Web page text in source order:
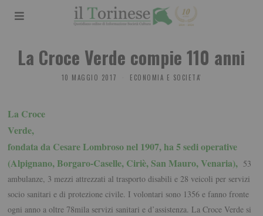
La Croce Verde compie 110 anni
10 MAGGIO 2017 ECONOMIA E SOCIETA'
La Croce
Verde,
fondata da Cesare Lombroso nel 1907, ha 5 sedi operative
(Alpignano, Borgaro-Caselle, Ciriè, San Mauro, Venaria), 53
ambulanze, 3 mezzi attrezzati al trasporto disabili e 28 veicoli per servizi
socio sanitari e di protezione civile. I volontari sono 1356 e fanno fronte
ogni anno a oltre 78mila servizi sanitari e d’assistenza. La Croce Verde si